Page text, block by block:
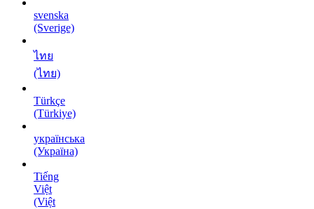
svenska
(Sverige)
ไทย
(ไทย)
Türkçe
(Türkiye)
українська
(Україна)
Tiếng
Việt
(Việt